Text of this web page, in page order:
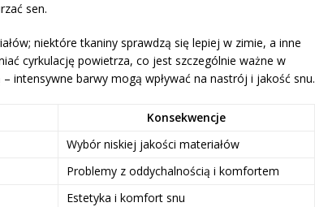
sen.
niektóre tkaniny sprawdzą się lepiej w zimie, a inne
cyrkulację powietrza, co jest szczególnie ważne w
intensywne barwy mogą wpływać na nastrój i jakość snu.
Konsekwencje
Wybór niskiej jakości materiałów
Problemy z oddychalnością i komfortem
Estetyka i komfort snu